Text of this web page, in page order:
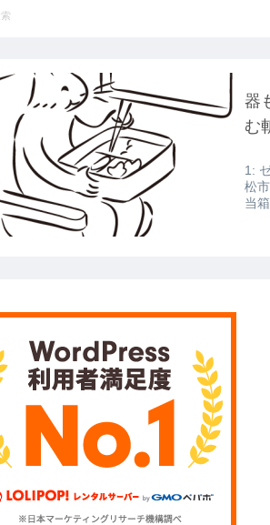
けど、あなた達は"仕事を奪う側"じ
いの？ｗｗ」「逆に超安い」
【GIF】JSのカンチョーワロタ
【衝撃】報酬100万円超の治験募集
【愕然】白のクラウン俺氏、高速
wwwwwwwwwwww
【悲報】佐藤輝明・・・２軍でも
器
む
1:
松
当